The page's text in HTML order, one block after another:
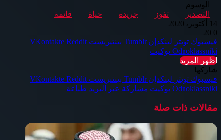
الوسوم
التصدير
تفوز جريده حياة
قائمة
14 أكتوبر، 2020
0
فيسبوك تويتر لينكدإن بينتيريست
Odnoklassniki بوكيت
اظهر المزيد
شاركها
فيسبوك تويتر لينكدإن بينتيريست
Odnoklassniki بوكيت مشاركة عبر البريد طباعة
مقالات ذات صلة